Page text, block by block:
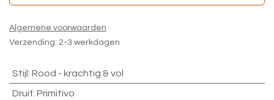
Algemene voorwaarden
Verzending: 2-3 werkdagen
Stijl : Rood - krachtig & vol
Druif: Primitivo